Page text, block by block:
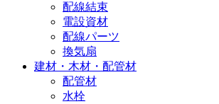
配線結束
電設資材
配線パーツ
換気扇
建材・木材・配管材
配管材
水栓